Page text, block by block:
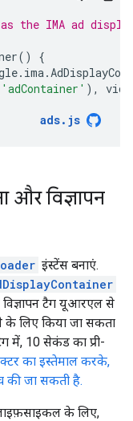
the IMA ad
()
{
. ima.
'adContainer' ),
ads. js
विज्ञापन
इंस्टेंस बनाएं.
टैग यूआरएल से
लिए किया जा सकता
में, 10 सेकंड का प्री-
का इस्तेमाल करके,
की जा सकती है.
के लिए,